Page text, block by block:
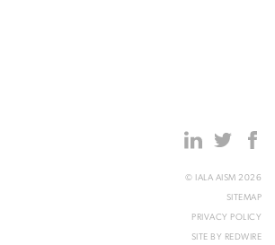
© IALA AISM 2026
SITEMAP
PRIVACY POLICY
SITE BY REDWIRE